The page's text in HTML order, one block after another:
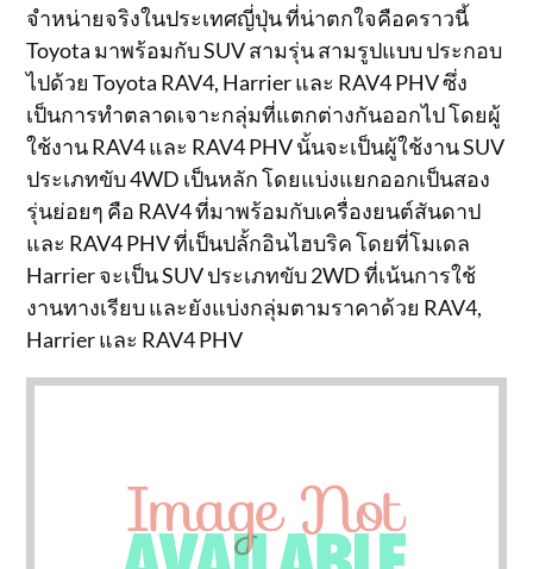
จำหน่ายจริงในประเทศญี่ปุ่น ที่น่าตกใจคือคราวนี้
Toyota มาพร้อมกับ SUV สามรุ่น สามรูปแบบ ประกอบ
ไปด้วย Toyota RAV4, Harrier และ RAV4 PHV ซึ่ง
เป็นการทำตลาดเจาะกลุ่มที่แตกต่างกันออกไป โดยผู้
ใช้งาน RAV4 และ RAV4 PHV นั้นจะเป็นผู้ใช้งาน SUV
ประเภทขับ 4WD เป็นหลัก โดยแบ่งแยกออกเป็นสอง
รุ่นย่อยๆ คือ RAV4 ที่มาพร้อมกับเครื่องยนต์สันดาป
และ RAV4 PHV ที่เป็นปลั้กอินไฮบริค โดยที่โมเดล
Harrier จะเป็น SUV ประเภทขับ 2WD ที่เน้นการใช้
งานทางเรียบ และยังแบ่งกลุ่มตามราคาด้วย RAV4,
Harrier และ RAV4 PHV